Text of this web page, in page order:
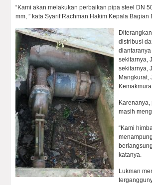
“Kami akan melakukan perbaikan pipa steel DN
mm, ” kata Syarif Rachman Hakim Kepala
distribusi
sekitarnya,
sekitarnya,
Mangkurat,
masih
“Kami
katanya.
Lukman